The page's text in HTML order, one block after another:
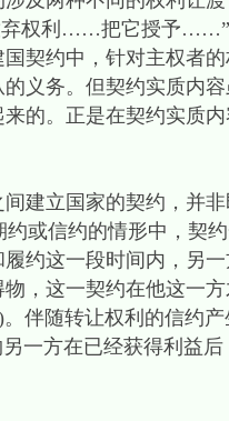
弃权利……把它授予
契约中，针对主权者
义务。但契约实质内
的。正是在契约实质
立国家的契约，并非
约或信约的情形中，
约这一段时间内，另
，这一契约在他这一
伴随转让权利的信约
一方在已经获得利益